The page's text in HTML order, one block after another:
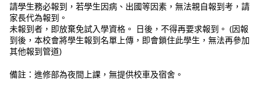
請學生務必報到，若學生因病、出國等因素，無法親自報到考，請
家長代為報到。
未報到者，即放棄免試入學資格。 日後，不得再要求報到。 (因報
到後，本校會將學生報到名單上傳，即會鎖住此學生，無法再參加
其他報到管道)
備註：進修部為夜間上課，無提供校車及宿舍。